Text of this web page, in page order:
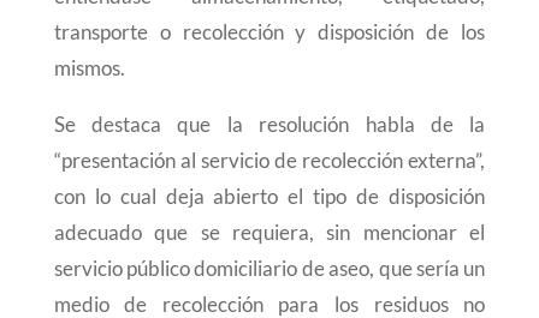
transporte o recolección y disposición de los
mismos.
Se destaca que la resolución habla de la
“presentación al servicio de recolección externa”,
con lo cual deja abierto el tipo de disposición
adecuado que se requiera, sin mencionar el
servicio público domiciliario de aseo, que sería un
medio de recolección para los residuos no